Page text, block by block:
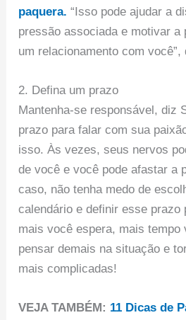
paquera. “Isso pode ajudar a
pressão associada e motivar a
um relacionamento com você”,
2. Defina um prazo
Mantenha-se responsável, diz
prazo para falar com sua
isso. Às vezes, seus nervos
de você e você pode afastar a
caso, não tenha medo de
calendário e definir esse prazo
mais você espera, mais tempo
pensar demais na situação e
mais complicadas!
VEJA TAMBÉM: 11 Dicas de